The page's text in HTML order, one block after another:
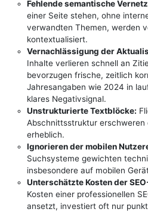
Fehlende semantische
einer Seite stehen, ohne
verwandten Themen, werden
kontextualisiert.
Vernachlässigung der
Inhalte verlieren schnell an
bevorzugen frische, zeitlich
Jahresangaben wie 2024 in
klares Negativsignal.
Unstrukturierte Textblöcke:
Abschnittsstruktur erschweren
erheblich.
Ignorieren der mobilen
Suchsysteme gewichten
insbesondere auf mobilen
Unterschätzte Kosten der
Kosten einer professionellen
ansetzt, investiert oft nur